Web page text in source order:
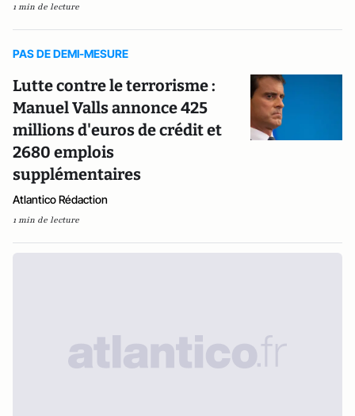
1 min de lecture
PAS DE DEMI-MESURE
Lutte contre le terrorisme :
Manuel Valls annonce 425
millions d'euros de crédit et
2680 emplois
supplémentaires
Atlantico Rédaction
1 min de lecture